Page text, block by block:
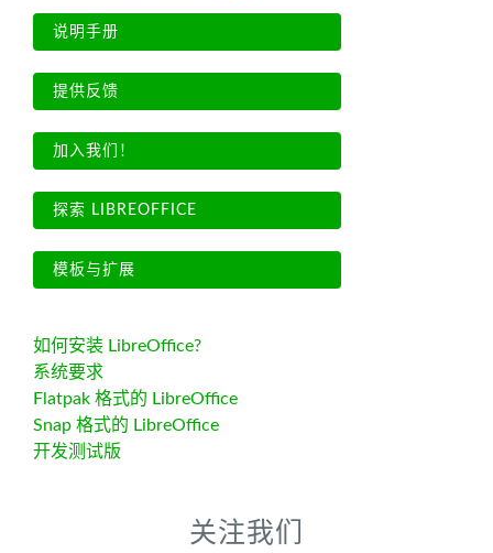
说明手册
提供反馈
加入我们！
探索 LIBREOFFICE
模板与扩展
如何安装 LibreOffice?
系统要求
Flatpak 格式的 LibreOffice
Snap 格式的 LibreOffice
开发测试版
关注我们